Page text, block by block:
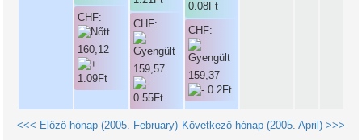
CHF:
160,12
CHF:
159,57
CHF:
159,37
<<< Előző hónap (2005. February) Következő hónap (2005. April) >>>